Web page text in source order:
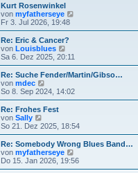
r
a
g
B
e
i
r
a
g
s
t
r
B
e
i
r
g
Kurt Rosenwinkel
von myfatherseye
u
B
e
i
g
Fr 3. Jul 2026, 19:48
Re: Eric & Cancer?
von Louisblues
e
u
e
t
e
i
r
a
g
Sa 6. Dez 2025, 20:11
Re: Suche Fender/Martin/Gibso…
von mdec
e
u
e
t
B
e
i
So 8. Sep 2024, 14:02
Re: Frohes Fest
von Sally
e
u
e
s
t
So 21. Dez 2025, 18:54
Re: Somebody Wrong Blues Band…
von myfatherseye
e
u
Do 15. Jan 2026, 19:56